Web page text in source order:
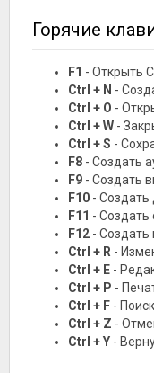
Горячие
F1 - Открыть
Ctrl + N -
Ctrl + O -
Ctrl + W -
Ctrl + S -
F8 - Создать
F9 - Создать
F10 - Создать
F11 - Создать
F12 - Создать
Ctrl + R -
Ctrl + E -
Ctrl + P -
Ctrl + F -
Ctrl + Z -
Ctrl + Y -